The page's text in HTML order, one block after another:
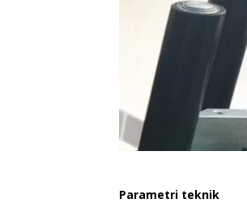
Parametri teknik